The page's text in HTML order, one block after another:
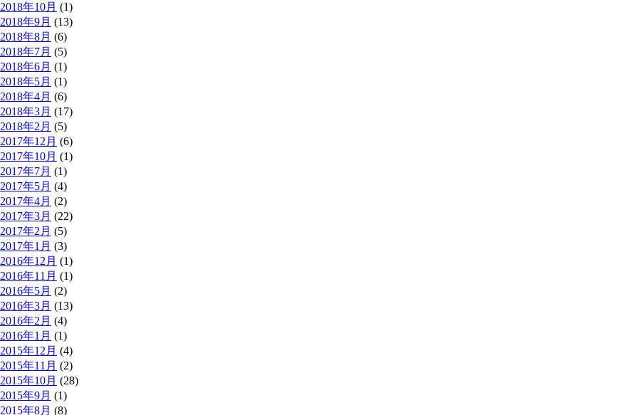
2018年10月 (1)
2018年9月 (13)
2018年8月 (6)
2018年7月 (5)
2018年6月 (1)
2018年5月 (1)
2018年4月 (6)
2018年3月 (17)
2018年2月 (5)
2017年12月 (6)
2017年10月 (1)
2017年7月 (1)
2017年5月 (4)
2017年4月 (2)
2017年3月 (22)
2017年2月 (5)
2017年1月 (3)
2016年12月 (1)
2016年11月 (1)
2016年5月 (2)
2016年3月 (13)
2016年2月 (4)
2016年1月 (1)
2015年12月 (4)
2015年11月 (2)
2015年10月 (28)
2015年9月 (1)
2015年8月 (8)